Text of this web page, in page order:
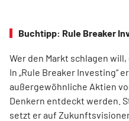
Buchtipp: Rule Breaker
Wer den Markt schlagen
In „Rule Breaker Investing“
außergewöhnliche Aktien
Denkern entdeckt werden.
setzt er auf